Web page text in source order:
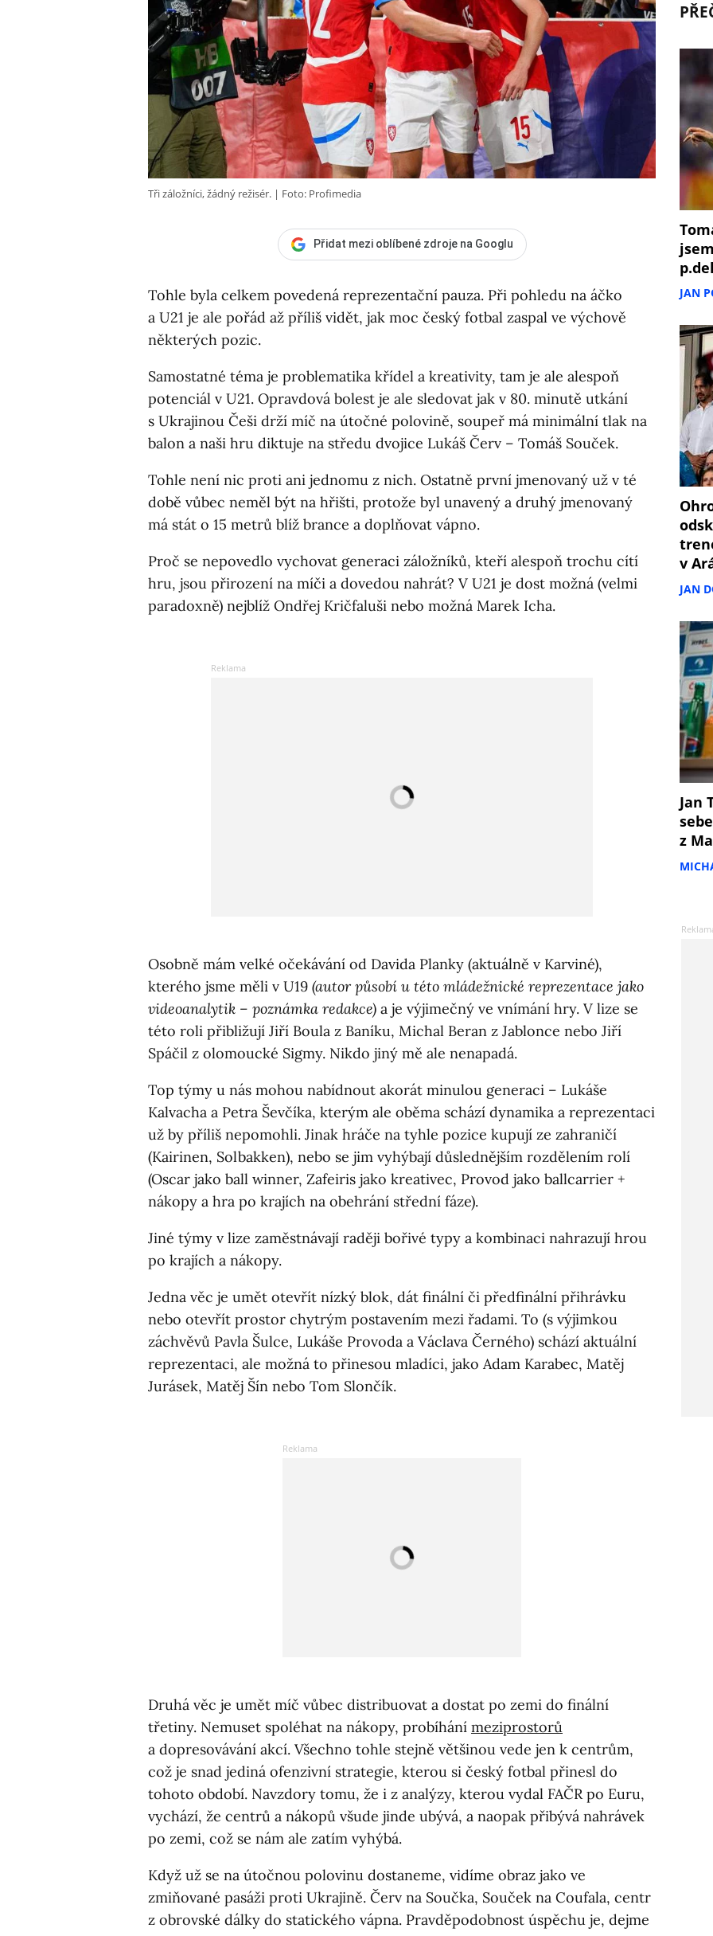
Tři záložníci, žádný režisér. Foto: Profimedia
Přidat mezi oblíbené zdroje na Googlu
Tohle byla celkem povedená reprezentační pauza. Při pohledu na áčko
a U21 je ale pořád až příliš vidět, jak moc český fotbal zaspal ve výchově
některých pozic.
Samostatné téma je problematika křídel a kreativity, tam je ale alespoň
potenciál v U21. Opravdová bolest je ale sledovat jak v 80. minutě utkání
s Ukrajinou Češi drží míč na útočné polovině, soupeř má minimální tlak na
balon a naši hru diktuje na středu dvojice Lukáš Červ – Tomáš Souček.
Tohle není nic proti ani jednomu z nich. Ostatně první jmenovaný už v té
době vůbec neměl být na hřišti, protože byl unavený a druhý jmenovaný
má stát o 15 metrů blíž brance a doplňovat vápno.
Proč se nepovedlo vychovat generaci záložníků, kteří alespoň trochu cítí
hru, jsou přirození na míči a dovedou nahrát? V U21 je dost možná (velmi
paradoxně) nejblíž Ondřej Kričfaluši nebo možná Marek Icha.
Osobně mám velké očekávání od Davida Planky (aktuálně v Karviné),
kterého jsme měli v U19 (autor působí u této mládežnické reprezentace jako
videoanalytik – poznámka redakce) a je výjimečný ve vnímání hry. V lize se
této roli přibližují Jiří Boula z Baníku, Michal Beran z Jablonce nebo Jiří
Spáčil z olomoucké Sigmy. Nikdo jiný mě ale nenapadá.
Top týmy u nás mohou nabídnout akorát minulou generaci – Lukáše
Kalvacha a Petra Ševčíka, kterým ale oběma schází dynamika a reprezentaci
už by příliš nepomohli. Jinak hráče na tyhle pozice kupují ze zahraničí
(Kairinen, Solbakken), nebo se jim vyhýbají důslednějším rozdělením rolí
(Oscar jako ball winner, Zafeiris jako kreativec, Provod jako ballcarrier +
nákopy a hra po krajích na obehrání střední fáze).
Jiné týmy v lize zaměstnávají raději bořivé typy a kombinaci nahrazují hrou
po krajích a nákopy.
Jedna věc je umět otevřít nízký blok, dát finální či předfinální přihrávku
nebo otevřít prostor chytrým postavením mezi řadami. To (s výjimkou
záchvěvů Pavla Šulce, Lukáše Provoda a Václava Černého) schází aktuální
reprezentaci, ale možná to přinesou mladíci, jako Adam Karabec, Matěj
Jurásek, Matěj Šín nebo Tom Slončík.
Druhá věc je umět míč vůbec distribuovat a dostat po zemi do finální
třetiny. Nemuset spoléhat na nákopy, probíhání meziprostorů
a dopresovávání akcí. Všechno tohle stejně většinou vede jen k centrům,
což je snad jediná ofenzivní strategie, kterou si český fotbal přinesl do
tohoto období. Navzdory tomu, že i z analýzy, kterou vydal FAČR po Euru,
vychází, že centrů a nákopů všude jinde ubývá, a naopak přibývá nahrávek
po zemi, což se nám ale zatím vyhýbá.
Když už se na útočnou polovinu dostaneme, vidíme obraz jako ve
zmiňované pasáži proti Ukrajině. Červ na Součka, Souček na Coufala, centr
z obrovské dálky do statického vápna. Pravděpodobnost úspěchu je, dejme
p.del
JAN
v
JAN
Jan
z